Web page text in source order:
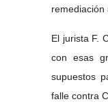
remediación
El jurista F.
con esas
supuestos
falle contra